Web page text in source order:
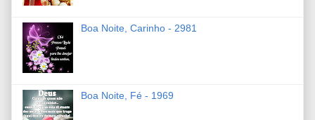
Boa Noite, Carinho - 2981
Boa Noite, Fé - 1969